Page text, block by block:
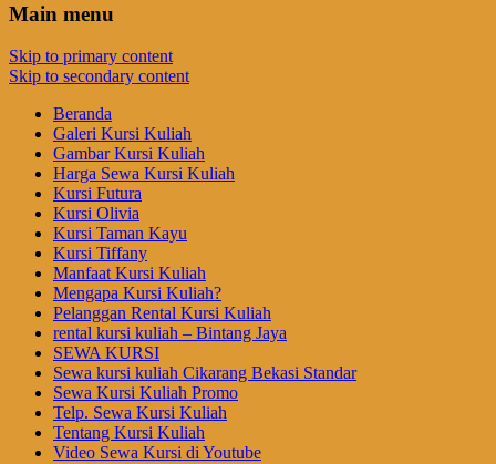
Main menu
Skip to primary content
Skip to secondary content
Beranda
Galeri Kursi Kuliah
Gambar Kursi Kuliah
Harga Sewa Kursi Kuliah
Kursi Futura
Kursi Olivia
Kursi Taman Kayu
Kursi Tiffany
Manfaat Kursi Kuliah
Mengapa Kursi Kuliah?
Pelanggan Rental Kursi Kuliah
rental kursi kuliah – Bintang Jaya
SEWA KURSI
Sewa kursi kuliah Cikarang Bekasi Standar
Sewa Kursi Kuliah Promo
Telp. Sewa Kursi Kuliah
Tentang Kursi Kuliah
Video Sewa Kursi di Youtube